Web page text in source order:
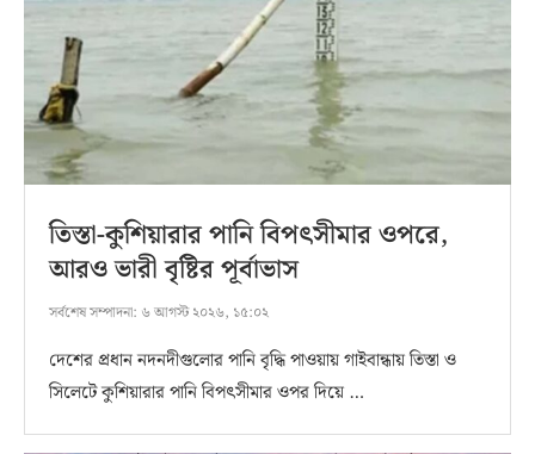
তিস্তা-কুশিয়ারার পানি বিপৎসীমার ওপরে,
আরও ভারী বৃষ্টির পূর্বাভাস
সর্বশেষ সম্পাদনা: ৬ আগস্ট ২০২৬, ১৫:০২
দেশের প্রধান নদনদীগুলোর পানি বৃদ্ধি পাওয়ায় গাইবান্ধায় তিস্তা ও
সিলেটে কুশিয়ারার পানি বিপৎসীমার ওপর দিয়ে …